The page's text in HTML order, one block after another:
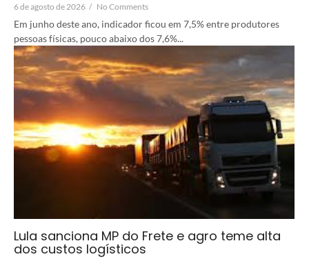
6 de agosto de 2026 / No Comments
Em junho deste ano, indicador ficou em 7,5% entre produtores
pessoas físicas, pouco abaixo dos 7,6%...
Lula sanciona MP do Frete e agro teme alta
dos custos logísticos